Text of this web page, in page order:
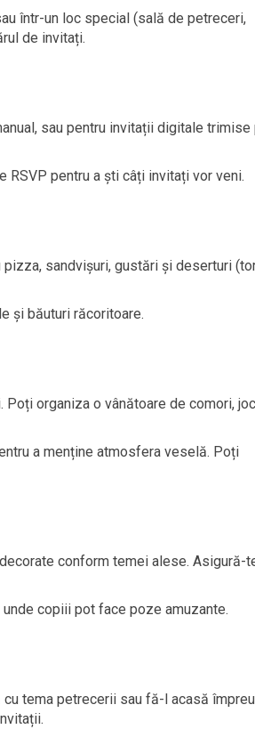
într-un loc special (sală de petreceri,
de invitați.
sau pentru invitații digitale trimise
RSVP pentru a ști câți invitați vor veni.
sandvișuri, gustări și deserturi
și băuturi răcoritoare.
organiza o vânătoare de comori,
a menține atmosfera veselă. Poți
conform temei alese. Asigură-
copiii pot face poze amuzante.
tema petrecerii sau fă-l acasă